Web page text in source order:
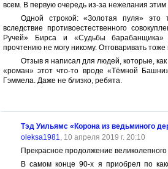
всем. В первую очередь из-за нежелания этим
Одной строкой: «Золотая пуля» это
вследствие противоестественного
Ручей» Бирса и «Судьбы барабанщика»
прочтению не могу никому. Отговаривать тоже
Отзыв я написал для людей, которые,
«роман» этот что-то вроде «Тёмной
Гэммела. Даже не близко, ребята.
Тэд Уильямс «Корона из ведьминого
oleksa1981, 10 апреля 2019 г. 20:10
Прекрасное продолжение великолепного
В самом конце 90-х я приобрел по